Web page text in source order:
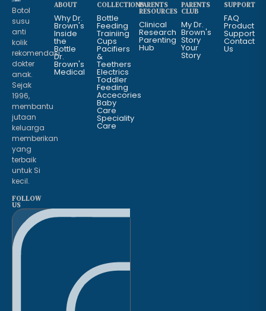
Botol
susu
anti
kolik
rekomendasi
dokter
anak.
Sejak
1996,
membantu
jutaan
keluarga
memberikan
yang
terbaik
untuk Si
kecil.
FOLLOW
US
ABOUT
Why Dr.
Brown's
Inside
the
Bottle
Dr.
Brown's
Medical
COLLECTIONS
Bottle
Feeding
Trainiing
Cups
Pacifiers
&
Teethers
Electrics
Toddler
Feeding
Accecories
Baby
Care
Speciality
Care
PARENTS
RESOURCES
Clinical
Research
Parenting
Hub
PARENTS
CLUB
My Dr.
Brown's
Story
Your
Story
SUPPORT
FAQ
Product
Support
Contact
Us